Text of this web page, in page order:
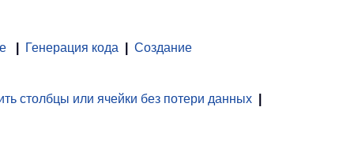
Генерация кода Создание
столбцы или ячейки без потери данных